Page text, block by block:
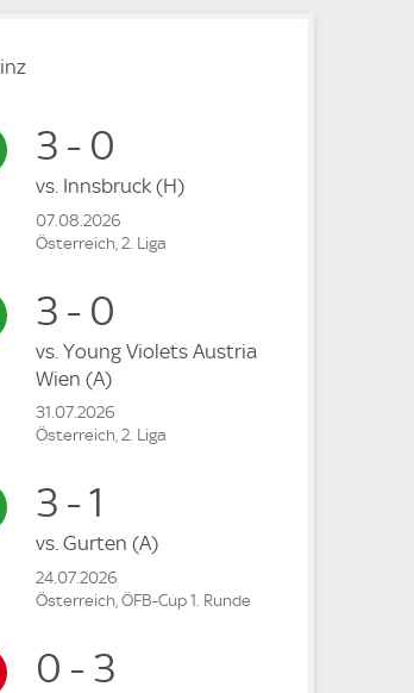
3 - 0
vs. Innsbruck (H)
07.08.2026
Österreich, 2. Liga
3 - 0
vs. Young Violets Austria
Wien (A)
31.07.2026
Österreich, 2. Liga
3 - 1
vs. Gurten (A)
24.07.2026
Österreich, ÖFB-Cup 1. Runde
0 - 3